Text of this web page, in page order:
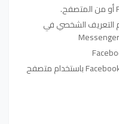
التعريف الشخصي في
أو عن طريق تسجيل الدخول إلى Facebook باستخدام متصفح